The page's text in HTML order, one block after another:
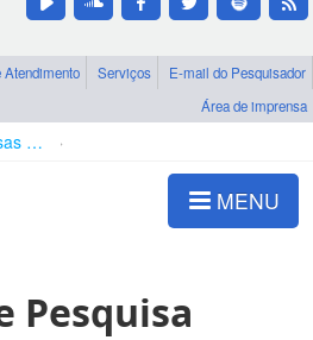
Atendimento Serviços
E-mail do Pesquisador
Área de imprensa
Bolsas e Auxílios Vigentes
MENU
Pesquisa